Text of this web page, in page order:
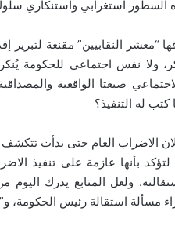
استغرابي واستنكاري سلوك
“معشر النقابيين” مقنعة
ولا نفس اجتماعي للحكومة
صبغتا الواقعية
له التنفيذ؟
العام حتى بدأت تتكشف
العام يوم 29 أكتوبر 2014 لتؤكد بأنها
ولعل المتابع يدرك
إزاء مسألة استقالة رئيس